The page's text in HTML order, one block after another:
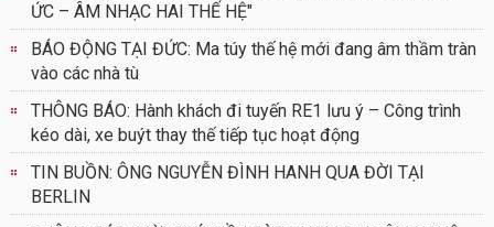
ỨC – ÂM NHẠC HAI THẾ HỆ"
BÁO ĐỘNG TẠI ĐỨC: Ma túy thế hệ mới đang âm thầm tràn
vào các nhà tù
THÔNG BÁO: Hành khách đi tuyến RE1 lưu ý – Công trình
kéo dài, xe buýt thay thế tiếp tục hoạt động
TIN BUỒN: ÔNG NGUYỄN ĐÌNH HANH QUA ĐỜI TẠI
BERLIN